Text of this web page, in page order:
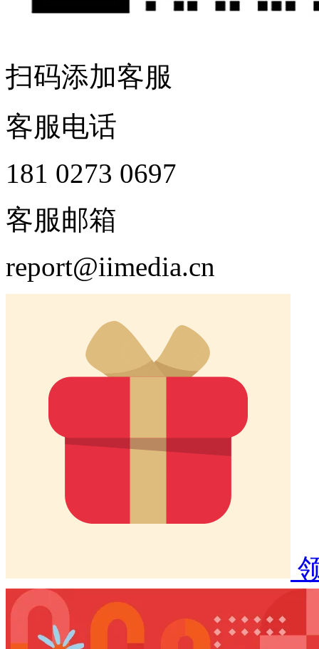
扫码添加客服
客服电话
181 0273 0697
客服邮箱
report@iimedia.cn